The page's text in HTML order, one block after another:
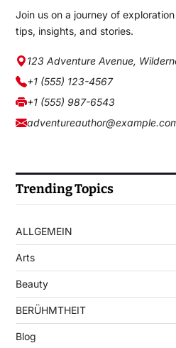
Join us on a journey of
tips, insights, and stories.
123 Adventure Avenue,
+1 (555) 123-4567
+1 (555) 987-6543
Trending Topics
ALLGEMEIN
Arts
Beauty
BERÜHMTHEIT
Blog